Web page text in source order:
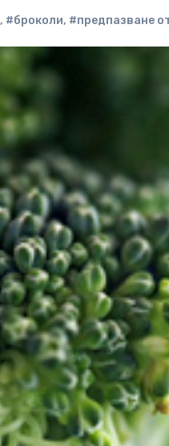
, #броколи, #предпазване